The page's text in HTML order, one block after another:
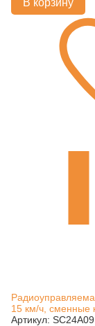
В корзину
15 км/ч, сменные
Артикул: SC24A09